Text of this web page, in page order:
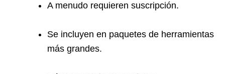
A menudo requieren suscripción.
Se incluyen en paquetes de herramientas
más grandes.